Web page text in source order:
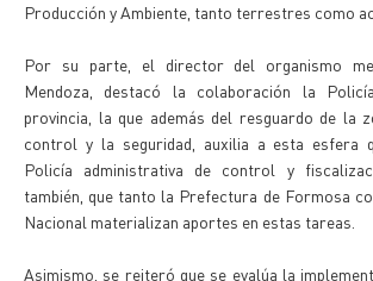
Producción y Ambiente, tanto terrestres como
Por su parte, el director del organismo
Mendoza, destacó la colaboración la
provincia, la que además del resguardo de la
control y la seguridad, auxilia a esta esfera
Policía administrativa de control y
también, que tanto la Prefectura de Formosa
Nacional materializan aportes en estas tareas.
Asimismo, se reiteró que se evalúa la